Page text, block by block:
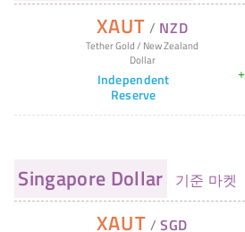
XAUT / NZD
Tether Gold/ New Zealand
Dollar
Independent
Reserve
+
Singapore Dollar 기준 마켓
XAUT / SGD